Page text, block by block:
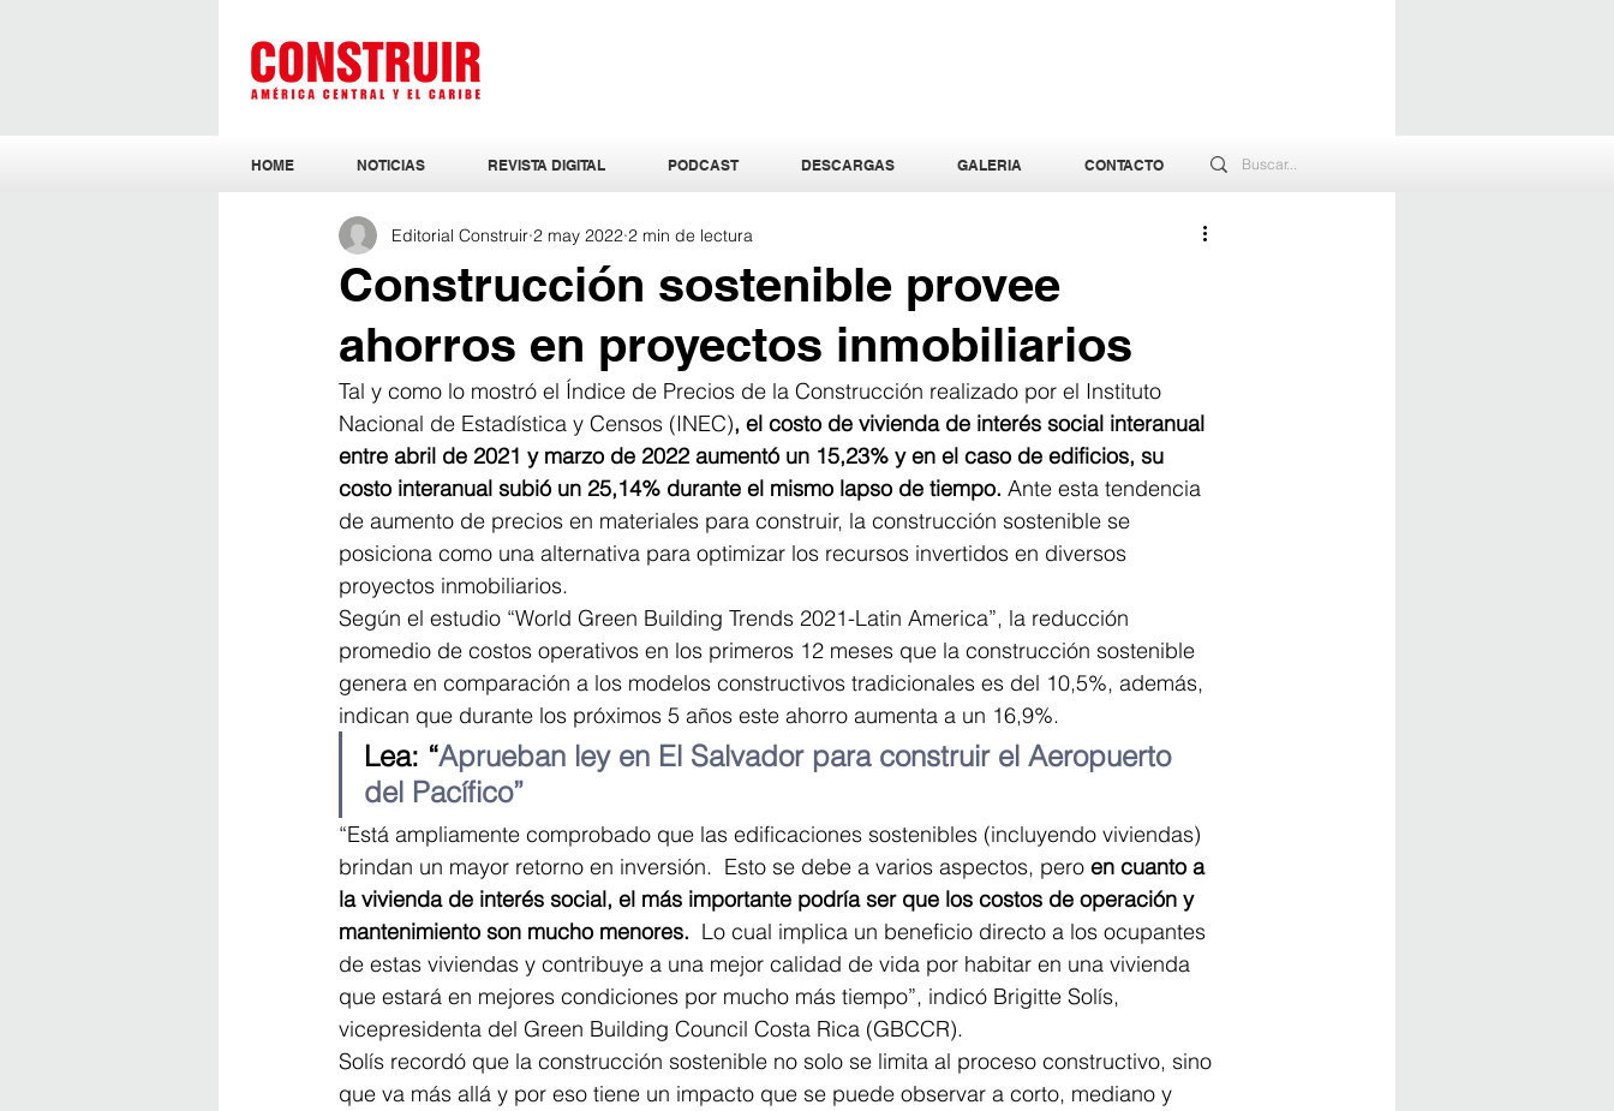
HOME NOTICIAS REVISTA DIGITAL PODCAST DESCARGAS GALERIA CONTACTO
Construcción sostenible provee
ahorros en proyectos inmobiliarios
Editorial Construir 2 may 2022 2 min de lectura
Tal y como lo mostró el Índice de Precios de la Construcción realizado por el Instituto
Nacional de Estadística y Censos (INEC), el costo de vivienda de interés social interanual
entre abril de 2021 y marzo de 2022 aumentó un 15,23% y en el caso de edificios, su
costo interanual subió un 25,14% durante el mismo lapso de tiempo. Ante esta tendencia
de aumento de precios en materiales para construir, la construcción sostenible se
posiciona como una alternativa para optimizar los recursos invertidos en diversos
proyectos inmobiliarios.
Según el estudio “World Green Building Trends 2021-Latin America”, la reducción
promedio de costos operativos en los primeros 12 meses que la construcción sostenible
genera en comparación a los modelos constructivos tradicionales es del 10,5%, además,
indican que durante los próximos 5 años este ahorro aumenta a un 16,9%.
Lea: “Aprueban ley en El Salvador para construir el Aeropuerto
del Pacífico”
“Está ampliamente comprobado que las edificaciones sostenibles (incluyendo viviendas)
brindan un mayor retorno en inversión.  Esto se debe a varios aspectos, pero en cuanto a
la vivienda de interés social, el más importante podría ser que los costos de operación y
mantenimiento son mucho menores. Lo cual implica un beneficio directo a los ocupantes
de estas viviendas y contribuye a una mejor calidad de vida por habitar en una vivienda
que estará en mejores condiciones por mucho más tiempo”, indicó Brigitte Solís,
vicepresidenta del Green Building Council Costa Rica (GBCCR).
Solís recordó que la construcción sostenible no solo se limita al proceso constructivo, sino
que va más allá y por eso tiene un impacto que se puede observar a corto, mediano y